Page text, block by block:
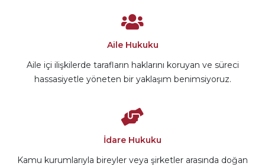
Aile Hukuku
Aile içi ilişkilerde tarafların haklarını koruyan ve süreci
hassasiyetle yöneten bir yaklaşım benimsiyoruz.
İdare Hukuku
Kamu kurumlarıyla bireyler veya şirketler arasında doğan